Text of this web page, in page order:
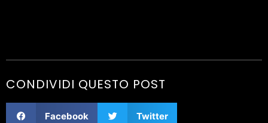
CONDIVIDI QUESTO POST
Facebook Twitter